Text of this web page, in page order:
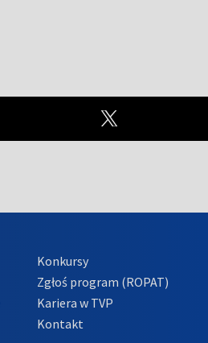
Konkursy
Zgłoś program (ROPAT)
Kariera w TVP
Kontakt